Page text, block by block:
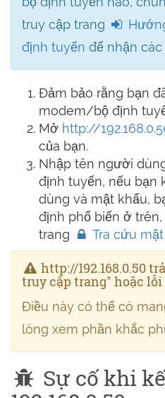
truy cập trang
định tuyến để nhận
Đảm bảo rằng bạn
modem/bộ định
Mở http://
của bạn.
Nhập tên người
định tuyến, nếu bạn
dùng và mật khẩu,
định phổ biến ở
trang
Tra cứu
http://192.168.0.50
truy cập trang" hoặc
Điều này có thể có
lòng xem phần khắc
Sự cố khi